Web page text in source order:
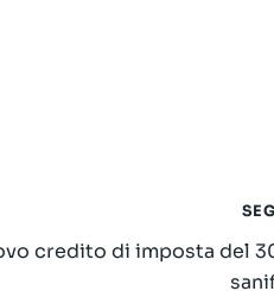
credito di imposta del